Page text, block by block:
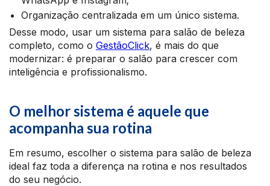
Organização centralizada em um único sistema.
Desse modo, usar um sistema para salão de beleza
completo, como o GestãoClick, é mais do que
modernizar: é preparar o salão para crescer com
inteligência e profissionalismo.
O melhor sistema é aquele que
acompanha sua rotina
Em resumo, escolher o sistema para salão de beleza
ideal faz toda a diferença na rotina e nos resultados
do seu negócio.